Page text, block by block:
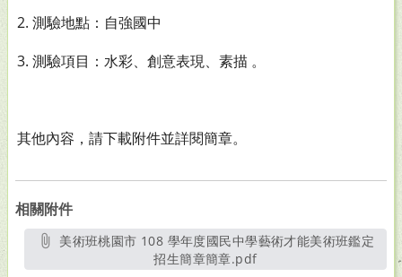
2. 測驗地點：自強國中
3. 測驗項目：水彩、創意表現、素描 。
其他內容，請下載附件並詳閱簡章。
相關附件
招生簡章簡章.pdf另開新視窗